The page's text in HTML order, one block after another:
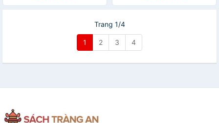
Trang 1/4
1 2 3 4